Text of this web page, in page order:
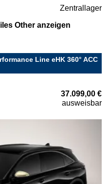
Zentrallager
Other anzeigen
Line eHK 360° ACC
37.099,00 €
ausweisbar